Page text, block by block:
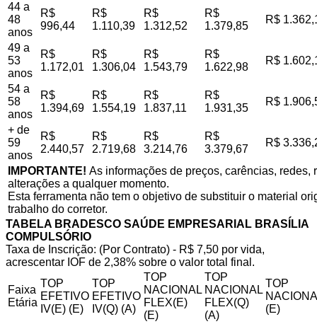
44 a
48
anos
R$
996,44
R$
1.110,39
R$
1.312,52
R$
1.379,85
R$
49 a
53
anos
R$
1.172,01
R$
1.306,04
R$
1.543,79
R$
1.622,98
R$
54 a
58
anos
R$
1.394,69
R$
1.554,19
R$
1.837,11
R$
1.931,35
R$
+ de
59
anos
R$
2.440,57
R$
2.719,68
R$
3.214,76
R$
3.379,67
R$
IMPORTANTE! As informações de preços, carências,
alterações a qualquer momento.
Esta ferramenta não tem o objetivo de substituir o material
trabalho do corretor.
TABELA BRADESCO SAÚDE EMPRESARIAL BRASÍLIA
COMPULSÓRIO
Taxa de Inscrição: (Por Contrato) - R$ 7,50 por vida,
acrescentar IOF de 2,38% sobre o valor total final.
Faixa
Etária
TOP
EFETIVO
IV(E) (E)
TOP
EFETIVO
IV(Q) (A)
TOP
NACIONAL
FLEX(E)
(E)
TOP
NACIONAL
FLEX(Q)
(A)
TOP
(E)